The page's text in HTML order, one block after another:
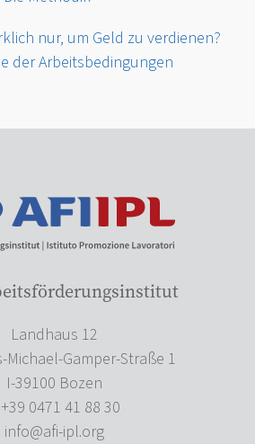
nur, um Geld zu verdienen?
der Arbeitsbedingungen
Landhaus 12
Michael-Gamper-Straße 1
I-39100 Bozen
+39 0471 41 88 30
info@afi-ipl.org